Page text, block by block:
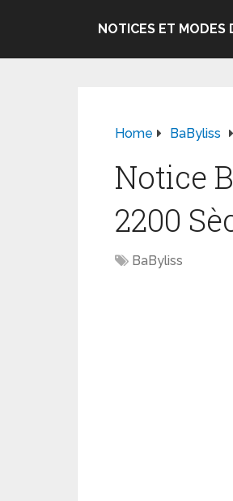
NOTICES ET MODES
Home BaByliss
Notice
2200
BaByliss